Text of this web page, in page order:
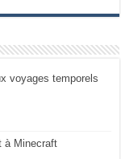
voyages temporels
à Minecraft